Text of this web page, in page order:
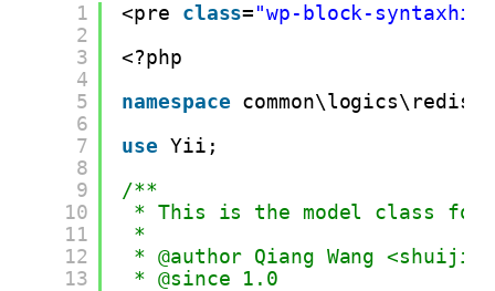
1
2
3
4
5
6
7
8
9
10
11
12
13
<pre class="wp-block-
<?php
namespace common\logics\redis;
use Yii;
/**
* This is the model class
*
* @author Qiang Wang
* @since 1.0